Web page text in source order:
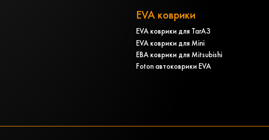
EVA коврики
EVA коврики для ТагАЗ
EVA коврики для Mini
ЕВА коврики для Mitsubishi
Foton автоковрики EVA